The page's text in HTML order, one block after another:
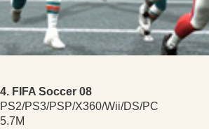
4. FIFA Soccer 08
PS2/PS3/PSP/X360/Wii/DS/PC
5.7M